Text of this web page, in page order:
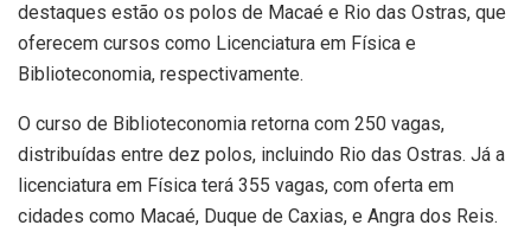
destaques estão os polos de Macaé e Rio das Ostras, que
oferecem cursos como Licenciatura em Física e
Biblioteconomia, respectivamente.
O curso de Biblioteconomia retorna com 250 vagas,
distribuídas entre dez polos, incluindo Rio das Ostras. Já a
licenciatura em Física terá 355 vagas, com oferta em
cidades como Macaé, Duque de Caxias, e Angra dos Reis.